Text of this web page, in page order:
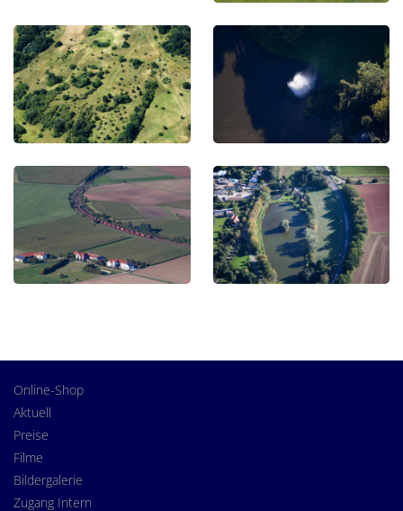
Online-Shop
Aktuell
Preise
Filme
Bildergalerie
Zugang Intern